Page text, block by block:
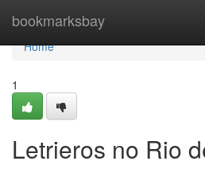
bookmarksbay
Home
Home
1
Letrieros no Rio